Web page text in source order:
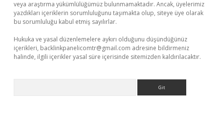
veya araştırma yükümlülüğümüz bulunmamaktadır. Ancak, üyelerimiz
yazdıkları içeriklerin sorumluluğunu taşımakta olup, siteye üye olarak
bu sorumluluğu kabul etmiş sayılırlar.
Hukuka ve yasal düzenlemelere aykırı olduğunu düşündüğünüz
içerikleri, backlinkpanelicomtr@gmail.com adresine bildirmeniz
halinde, ilgili içerikler yasal süre içerisinde sitemizden kaldırılacaktır.